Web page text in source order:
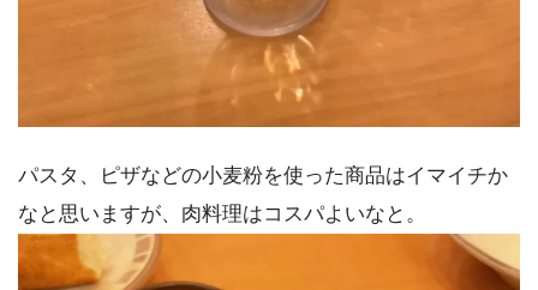
パスタ、ピザなどの小麦粉を使った商品はイマイチか
なと思いますが、肉料理はコスパよいなと。